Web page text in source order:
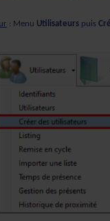
: Menu Utilisateurs puis